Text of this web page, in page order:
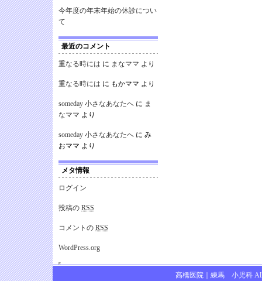
今年度の年末年始の休診につい
て
最近のコメント
重なる時には に まなママ より
重なる時には に もかママ より
someday 小さなあなたへ に ま
なママ より
someday 小さなあなたへ に み
おママ より
メタ情報
ログイン
投稿の RSS
コメントの RSS
WordPress.org
高橋医院｜練馬 小児科